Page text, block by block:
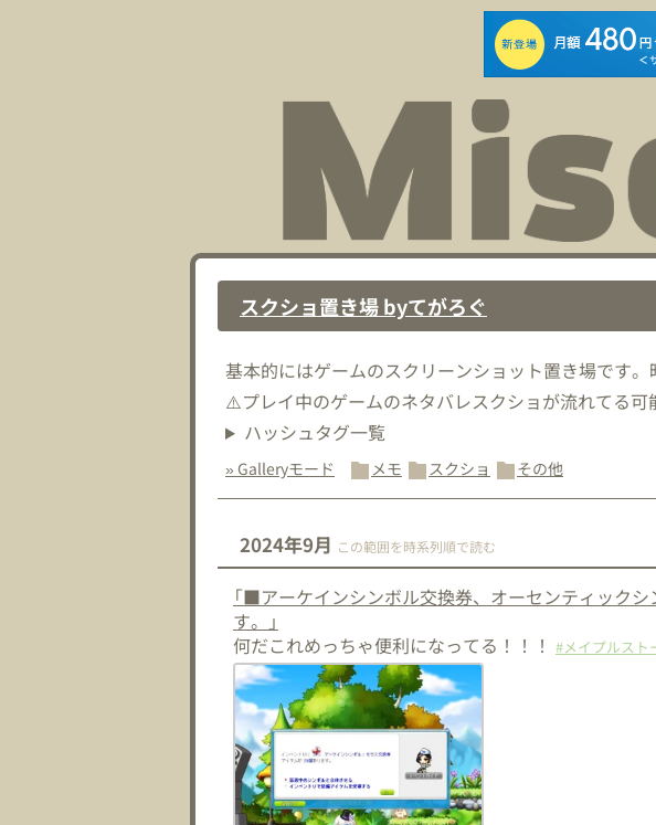
スクショ置き場 byてがろぐ
基本的にはゲームのスクリーンショット置き場です。
⚠️プレイ中のゲームのネタバレスクショが流れてる可
ハッシュタグ一覧
» Galleryモード メモ スクショ その他
2024年9月 この範囲を時系列順で読む
「■アーケインシンボル交換券、オーセンティック
す。」
何だこれめっちゃ便利になってる！！！ #メイプルスト